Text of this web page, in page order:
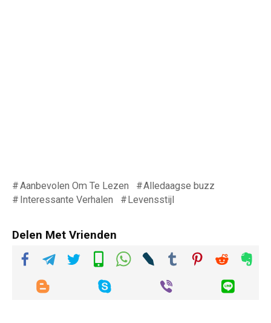
Aanbevolen Om Te Lezen
Alledaagse buzz
Interessante Verhalen
Levensstijl
Delen Met Vrienden